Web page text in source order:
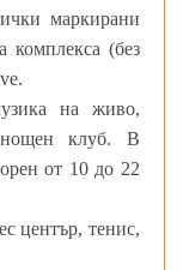
маркирани
комплекса (без
на живо,
клуб. В
от 10 до 22
център, тенис,